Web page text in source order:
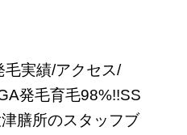
毛実績/アクセス/
発毛育毛98%!!SS
膳所のスタッフブ